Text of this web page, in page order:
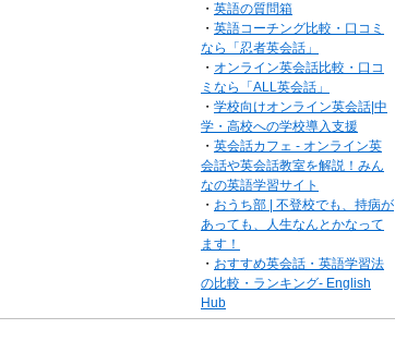
・ 英語の質問箱
・ 英語コーチング比較・口コミ
なら「忍者英会話」
・ オンライン英会話比較・口コ
ミなら「ALL英会話」
・ 学校向けオンライン英会話|中
学・高校への学校導入支援
・ 英会話カフェ - オンライン英
会話や英会話教室を解説！みん
なの英語学習サイト
・ おうち部 | 不登校でも、持病が
あっても、人生なんとかなって
ます！
・ おすすめ英会話・英語学習法
の比較・ランキング- English
Hub